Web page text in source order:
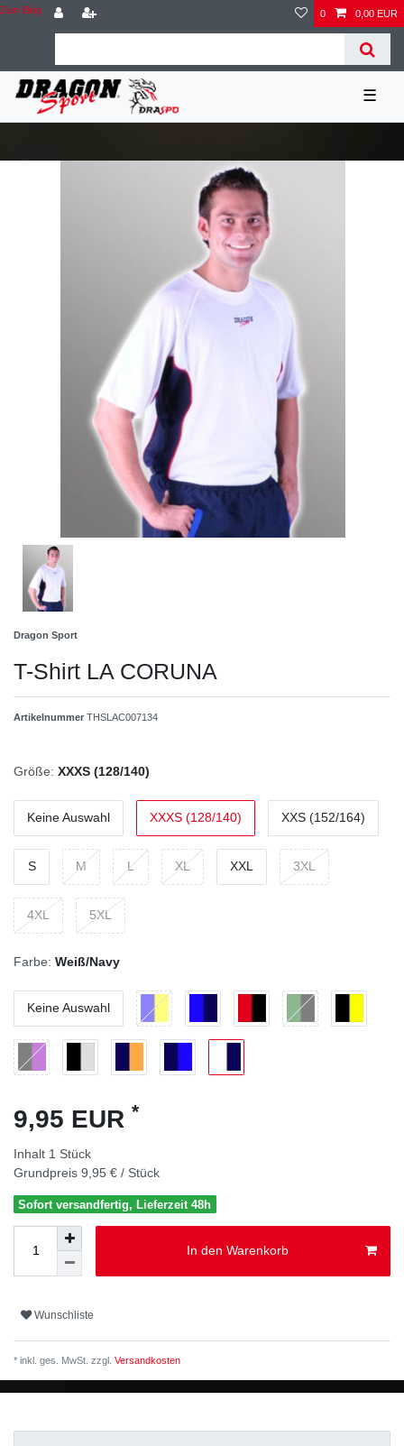
Zum Blog 0 0,00 EUR
☰
Dragon Sport
T-Shirt LA CORUNA
Artikelnummer THSLAC007134
Größe: XXXS (128/140)
Keine Auswahl XXXS (128/140) XXS (152/164)
S M L XL XXL 3XL
4XL 5XL
Farbe: Weiß/Navy
Keine Auswahl
9,95 EUR *
Inhalt 1 Stück
Grundpreis 9,95 € / Stück
Sofort versandfertig, Lieferzeit 48h
In den Warenkorb
Wunschliste
* inkl. ges. MwSt. zzgl. Versandkosten